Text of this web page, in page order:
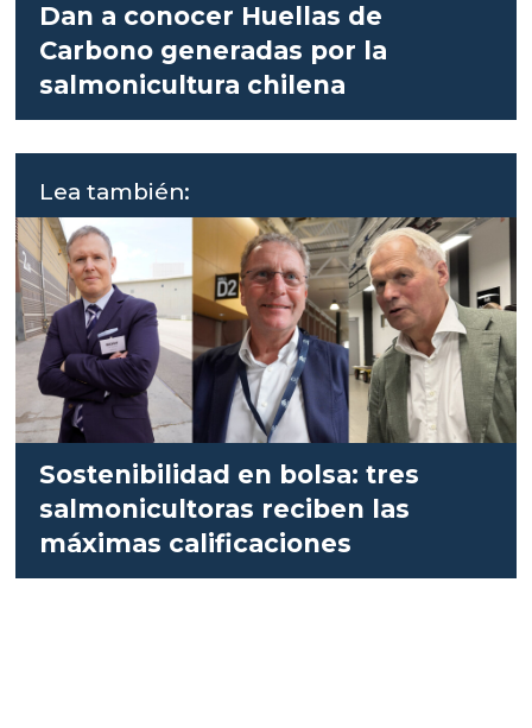
Dan a conocer Huellas de
Carbono generadas por la
salmonicultura chilena
Lea también:
Sostenibilidad en bolsa: tres
salmonicultoras reciben las
máximas calificaciones